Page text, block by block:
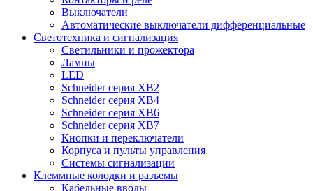
Выключатели
Автоматические выключатели дифференциальные
Светотехника и сигнализация
Светильники и прожектора
Лампы
LED
Schneider серия XB2
Schneider серия XB4
Schneider серия XB6
Schneider серия XB7
Кнопки и переключатели
Корпуса и пульты управления
Системы сигнализации
Клеммные колодки и разъемы
Кабельные вводы